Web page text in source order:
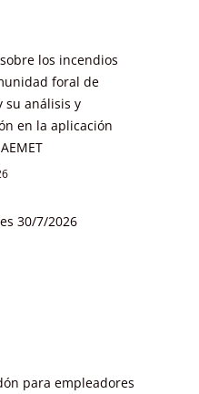
los incendios
foral de
su análisis y
en la aplicación